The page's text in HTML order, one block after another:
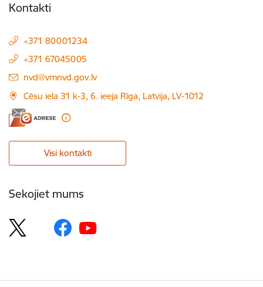
Kontakti
+371 80001234
+371 67045005
E-pasts:
nvd@vmnvd.gov.lv
Cēsu iela 31 k-3, 6. ieeja Rīga, Latvija, LV-1012
Visi kontakti
Sekojiet mums